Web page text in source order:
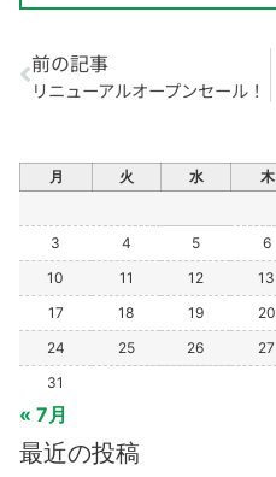
前の記事
リニューアルオープンセール！
月
火 水 木
3
4 5 6
10
11 12 13
17
18 19 20
24
25 26 27
31
« 7月
最近の投稿